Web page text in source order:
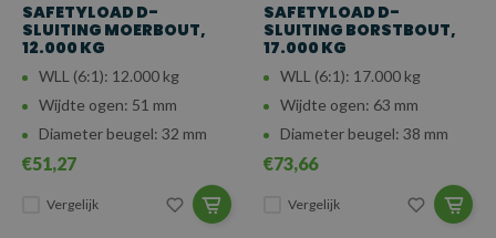
SAFETYLOAD D-
SLUITING MOERBOUT,
12.000 KG
WLL (6:1): 12.000 kg
Wijdte ogen: 51 mm
Diameter beugel: 32 mm
€51,27
Vergelijk
SAFETYLOAD D-
SLUITING BORSTBOUT,
17.000 KG
WLL (6:1): 17.000 kg
Wijdte ogen: 63 mm
Diameter beugel: 38 mm
€73,66
Vergelijk